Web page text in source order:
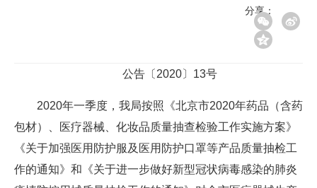
分享：
公告〔2020〕13号
2020年一季度，我局按照《北京市2020年药品（含药
包材）、医疗器械、化妆品质量抽查检验工作实施方案》
《关于加强医用防护服及医用防护口罩等产品质量抽检工
作的通知》和《关于进一步做好新型冠状病毒感染的肺炎